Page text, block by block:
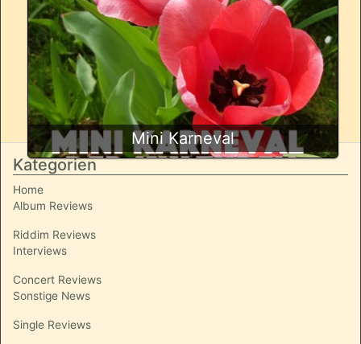
Mini Karneval
Kategorien
Home
Album Reviews
Riddim Reviews
Interviews
Concert Reviews
Sonstige News
Single Reviews